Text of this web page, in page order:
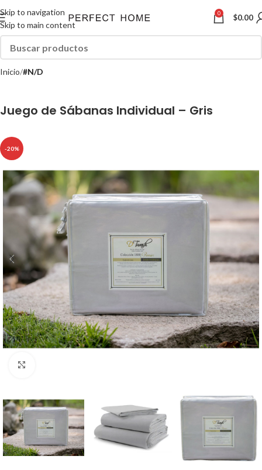
Skip to navigation
Skip to main content
0 $0.00
Inicio #N/D
Juego de Sábanas Individual – Gris
-20%